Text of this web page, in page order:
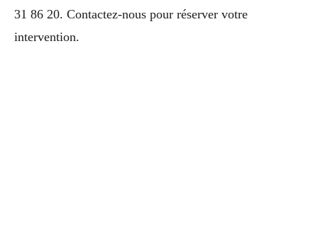
31 86 20. Contactez-nous pour réserver votre
intervention.